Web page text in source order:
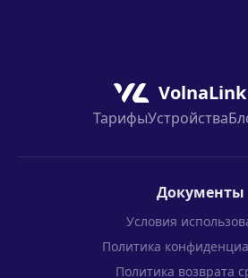
VolnaLink
ТарифыУстройства
Документы
Условия
Политика
Политика возврата